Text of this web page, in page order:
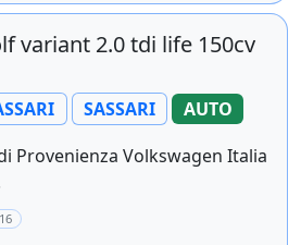
variant 2.0 tdi life 150cv
SASSARI
AUTO
Provenienza Volkswagen Italia